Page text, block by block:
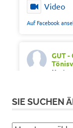
Video
Auf Facebook
GUT -
Montag
Wir
SIE SUCHEN